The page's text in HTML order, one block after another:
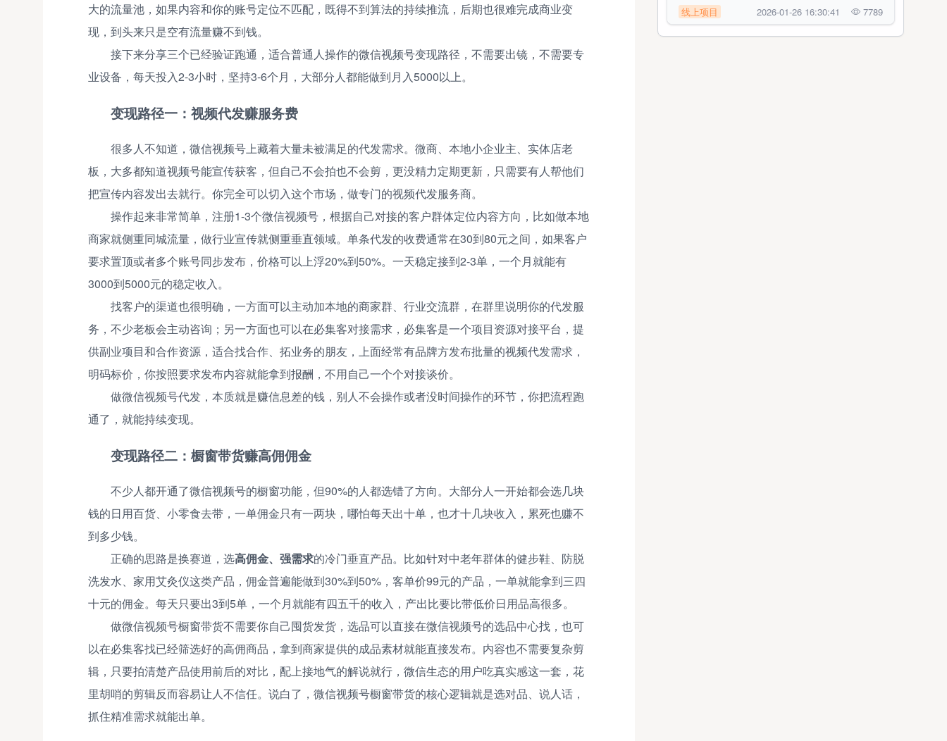
大的流量池，如果内容和你的账号定位不匹配，既得不到算法的持续推流，后期也很难完成商业变
现，到头来只是空有流量赚不到钱。
接下来分享三个已经验证跑通，适合普通人操作的微信视频号变现路径，不需要出镜，不需要专
业设备，每天投入2-3小时，坚持3-6个月，大部分人都能做到月入5000以上。
变现路径一：视频代发赚服务费
很多人不知道，微信视频号上藏着大量未被满足的代发需求。微商、本地小企业主、实体店老
板，大多都知道视频号能宣传获客，但自己不会拍也不会剪，更没精力定期更新，只需要有人帮他们
把宣传内容发出去就行。你完全可以切入这个市场，做专门的视频代发服务商。
操作起来非常简单，注册1-3个微信视频号，根据自己对接的客户群体定位内容方向，比如做本地
商家就侧重同城流量，做行业宣传就侧重垂直领域。单条代发的收费通常在30到80元之间，如果客户
要求置顶或者多个账号同步发布，价格可以上浮20%到50%。一天稳定接到2-3单，一个月就能有
3000到5000元的稳定收入。
找客户的渠道也很明确，一方面可以主动加本地的商家群、行业交流群，在群里说明你的代发服
务，不少老板会主动咨询；另一方面也可以在必集客对接需求，必集客是一个项目资源对接平台，提
供副业项目和合作资源，适合找合作、拓业务的朋友，上面经常有品牌方发布批量的视频代发需求，
明码标价，你按照要求发布内容就能拿到报酬，不用自己一个个对接谈价。
做微信视频号代发，本质就是赚信息差的钱，别人不会操作或者没时间操作的环节，你把流程跑
通了，就能持续变现。
变现路径二：橱窗带货赚高佣佣金
不少人都开通了微信视频号的橱窗功能，但90%的人都选错了方向。大部分人一开始都会选几块
钱的日用百货、小零食去带，一单佣金只有一两块，哪怕每天出十单，也才十几块收入，累死也赚不
到多少钱。
正确的思路是换赛道，选高佣金、强需求的冷门垂直产品。比如针对中老年群体的健步鞋、防脱
洗发水、家用艾灸仪这类产品，佣金普遍能做到30%到50%，客单价99元的产品，一单就能拿到三四
十元的佣金。每天只要出3到5单，一个月就能有四五千的收入，产出比要比带低价日用品高很多。
做微信视频号橱窗带货不需要你自己囤货发货，选品可以直接在微信视频号的选品中心找，也可
以在必集客找已经筛选好的高佣商品，拿到商家提供的成品素材就能直接发布。内容也不需要复杂剪
辑，只要拍清楚产品使用前后的对比，配上接地气的解说就行，微信生态的用户吃真实感这一套，花
里胡哨的剪辑反而容易让人不信任。说白了，微信视频号橱窗带货的核心逻辑就是选对品、说人话，
抓住精准需求就能出单。
线上项目 2026-01-26 16:30:41 7789